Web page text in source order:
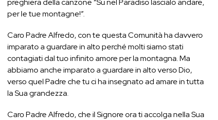
preghiera della canzone “Su nel Paradiso lascialo andare,
per le tue montagne!”.
Caro Padre Alfredo, con te questa Comunità ha davvero
imparato a guardare in alto perché molti siamo stati
contagiati dal tuo infinito amore per la montagna. Ma
abbiamo anche imparato a guardare in alto verso Dio,
verso quel Padre che tu ci ha insegnato ad amare in tutta
la Sua grandezza.
Caro Padre Alfredo, che il Signore ora ti accolga nella Sua